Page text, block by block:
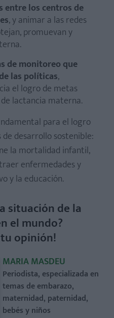
entre los centros de
, y animar a las redes
promuevan y
de monitoreo que
las políticas,
el logro de metas
lactancia materna.
para el logro
desarrollo sostenible:
la mortalidad infantil,
enfermedades y
y la educación.
situación de la
el mundo?
tu opinión!
MARIA MASDEU
Periodista, especializada en
temas de embarazo,
maternidad, paternidad,
bebés y niños